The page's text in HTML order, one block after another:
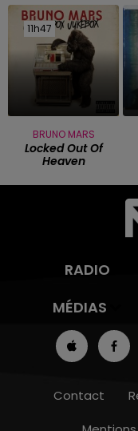
11h47
11h47
BRUNO MARS
Locked Out Of
Heaven
RADIO
MÉDIAS
Contact